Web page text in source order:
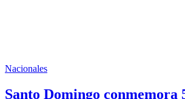
Nacionales
Santo Domingo conmemora